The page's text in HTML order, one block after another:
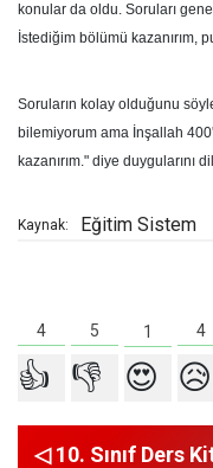
konular da oldu. Soruları
İstediğim bölümü kazanırım,
Soruların kolay olduğunu
bilemiyorum ama İnşallah
kazanırım." diye duygularını
Kaynak: Eğitim Sistem
4 5 1 4
👍 👎 😍 😥
◁ 10. Sınıf Ders